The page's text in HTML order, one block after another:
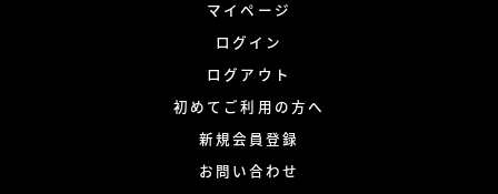
マイページ
ログイン
ログアウト
初めてご利用の方へ
新規会員登録
お問い合わせ